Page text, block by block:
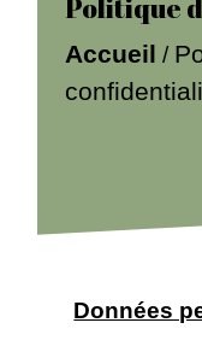
Politique
Accueil /
Données